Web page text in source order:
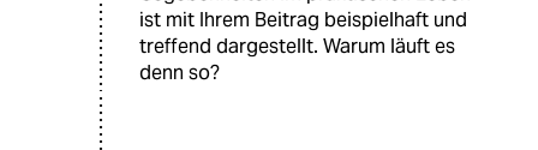
ist mit Ihrem Beitrag beispielhaft und
treffend dargestellt. Warum läuft es
denn so?